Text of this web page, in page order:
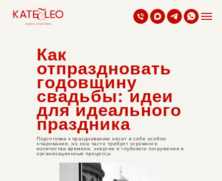
Как
отпраздновать
годовщину
свадьбы: идеи
для идеального
праздника
Подготовка к празднованию несет в себе особое
очарование, но она часто требует огромного
количества времени, энергии и глубокого погружения в
организационные процессы